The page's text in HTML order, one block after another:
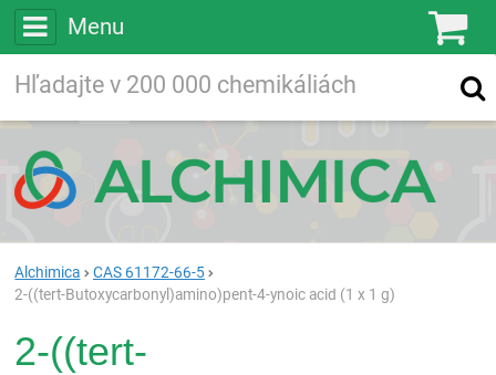
Menu
Vyhľadávanie
Alchimica
CAS 61172-66-5
2-((tert-Butoxycarbonyl)amino)pent-4-ynoic acid (1 x 1 g)
2-((tert-